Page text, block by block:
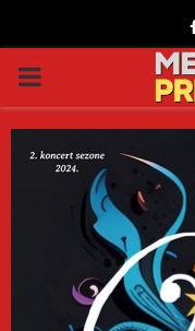
PRIMARY
MENU